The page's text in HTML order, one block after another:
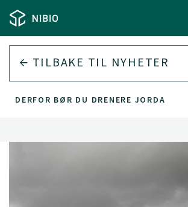
TILBAKE TIL NYHETER
DERFOR BØR DU DRENERE JORDA